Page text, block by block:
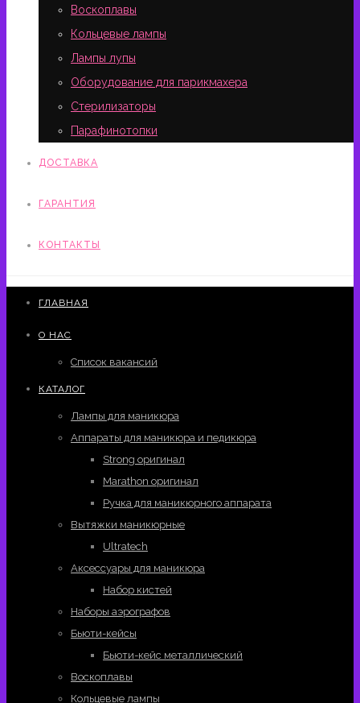
Воскоплавы
Кольцевые лампы
Лампы лупы
Оборудование для парикмахера
Стерилизаторы
Парафинотопки
ДОСТАВКА
ГАРАНТИЯ
КОНТАКТЫ
ГЛАВНАЯ
О НАС
Список вакансий
КАТАЛОГ
Лампы для маникюра
Аппараты для маникюра и педикюра
Strong оригинал
Marathon оригинал
Ручка для маникюрного аппарата
Вытяжки маникюрные
Ultratech
Аксессуары для маникюра
Набор кистей
Наборы аэрографов
Бьюти-кейсы
Бьюти-кейс металлический
Воскоплавы
Кольцевые лампы